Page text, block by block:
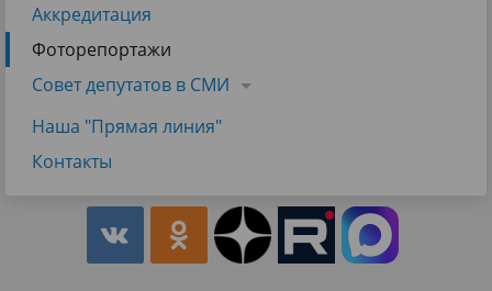
Аккредитация
Фоторепортажи
Совет депутатов в СМИ
Наша "Прямая линия"
Контакты